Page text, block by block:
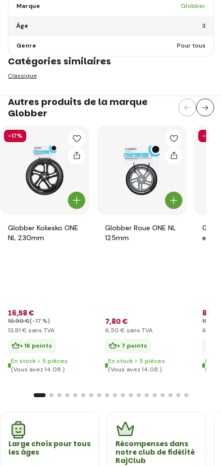
Marque Globber
Âge 3
Genre Pour tous
Catégories similaires
Classique
Autres produits de la marque
Globber
-17%
Globber Koliesko ONE
NL 230mm
16,58 €
19,90 €(-17 %)
13,81 € sans TVA
+ 16 points
En stock > 5 pièces
(Vous avez 14.08.)
Globber Roue ONE NL
125mm
7,80 €
6,50 € sans TVA
+ 7 points
En stock > 5 pièces
(Vous avez 14.08.)
-58%
8
19
6
En
Large choix pour tous
les âges
Récompenses dans
notre club de fidélité
RajClub